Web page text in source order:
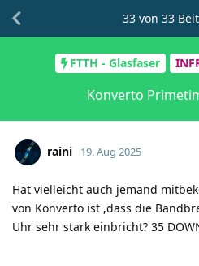
FTTH - Glasfaser
Konverto
33von 33
raini 19. Aug 2025
Hat vielleicht auch jemand
von Konverto ist ,dass die
Uhr sehr stark einbricht? 35